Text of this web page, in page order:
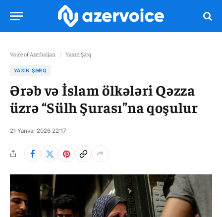
Voice of Azerbaijan / Yaxın Şərq
YAXIN ŞƏRQ
Ərəb və İslam ölkələri Qəzza
üzrə “Sülh Şurası”na qoşulur
21 Yanvar 2026 22:17